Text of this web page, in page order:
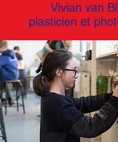
Vivian van
plasticien et